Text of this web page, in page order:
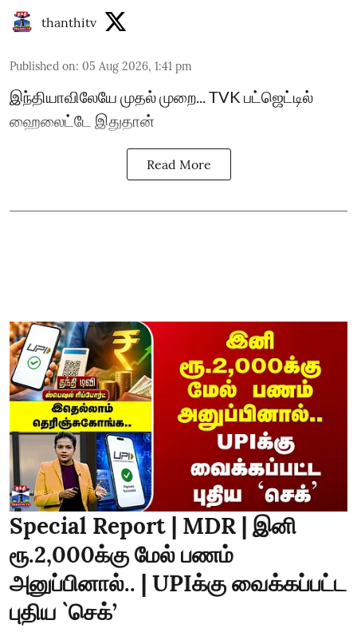
thanthitv
Published on: 05 Aug 2026, 1:41 pm
இந்தியாவிலேயே முதல் முறை... TVK பட்ஜெட்டில்
ஹைலைட்டே இதுதான்
Read More
Special Report | MDR | இனி
ரூ.2,000க்கு மேல் பணம்
அனுப்பினால்.. | UPIக்கு வைக்கப்பட்ட
புதிய `செக்’